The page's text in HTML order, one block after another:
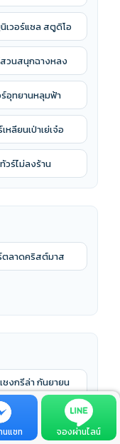
ทัวร์ฟูหรงเจิ้น
ทัวร์ลี่เจียง
ทัวร์ส่านซี
ทัวร์หนานชาง
ทัวร์หนิงโป
ทัวร์หางโจว
ทัวร์ฮุ่ยเจ๋อ
ทัวร์เซินเจิ้น
เวอร์แซล สตูดิโอ
วนสนุกฉางหลง
อุทยานหลุมฟ้า
หลียนเป่าเย่เจ๋อ
ทัวร์ไม่ลงร้าน
ตลาดคริสต์มาส
ชงกรีล่า กันยายน
2569
งกรีล่า พฤศจิกายน
2569
นแชท จองผ่านไลน์